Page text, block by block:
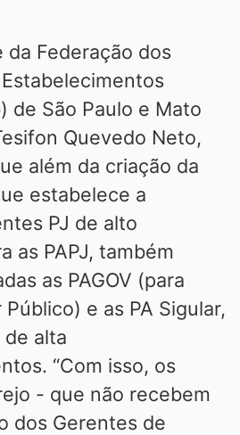
Federação dos
de São Paulo e Mato
Quevedo Neto,
além da criação da
estabelece a
PJ de alto
as PAPJ, também
as PAGOV (para
e as PA Sigular,
de alta
“Com isso, os
- que não recebem
dos Gerentes de